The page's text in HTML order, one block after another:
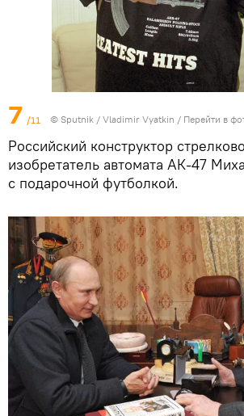
7 /11 © Sputnik / Vladimir Vyatkin / Перейти в
Российский конструктор
изобретатель автомата АК-47
с подарочной футболкой.